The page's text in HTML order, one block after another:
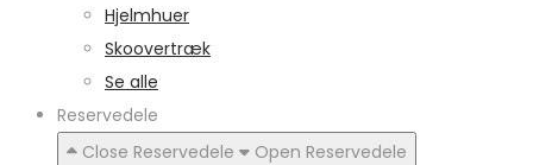
Hjelmhuer
Skoovertræk
Se alle
Reservedele
Close Reservedele
Open Reservedele